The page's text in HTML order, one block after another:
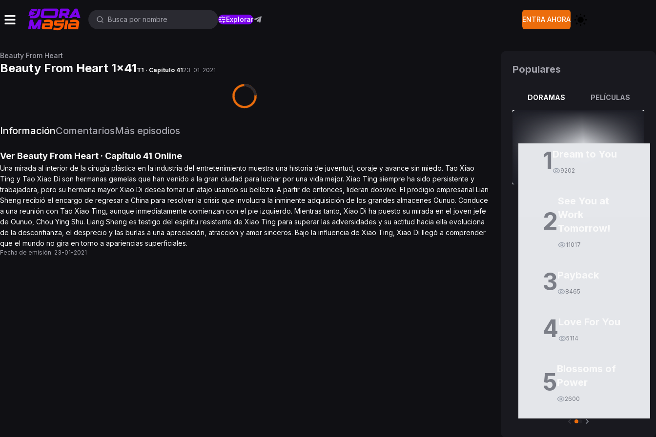
Explorar ENTRA AHORA
Beauty From Heart
Beauty From Heart 1x41T1 · Capítulo 4123-01-2021
InformaciónComentariosMás episodios
Ver Beauty From Heart · Capítulo41 Online
Una mirada al interior de la cirugía plástica en la industria del entretenimiento muestra una historia de juventud, coraje y avance sin miedo. Tao Xiao
Ting y Tao Xiao Di son hermanas gemelas que han venido a la gran ciudad para luchar por una vida mejor. Xiao Ting siempre ha sido persistente y
trabajadora, pero su hermana mayor Xiao Di desea tomar un atajo usando su belleza. A partir de entonces, lideran dosvive. El prodigio empresarial Lian
Sheng recibió el encargo de regresar a China para resolver la crisis que involucra la inminente adquisición de los grandes almacenes Ounuo. Conduce
a una reunión con Tao Xiao Ting, aunque inmediatamente comienzan con el pie izquierdo. Mientras tanto, Xiao Di ha puesto su mirada en el joven jefe
de Ounuo, Chou Ying Shu. Liang Sheng es testigo del espíritu resistente de Xiao Ting para superar las adversidades y su actitud hacia ella evoluciona
de la desconfianza, el desprecio y las burlas a una apreciación, atracción y amor sinceros. Bajo la influencia de Xiao Ting, Xiao Di llegó a comprender
que el mundo no gira en torno a apariencias superficiales.
Fecha de emisión: 23-01-2021
Populares
DORAMAS PELÍCULAS
1 9202
2
11017
3 8465
4 5114
5
2600